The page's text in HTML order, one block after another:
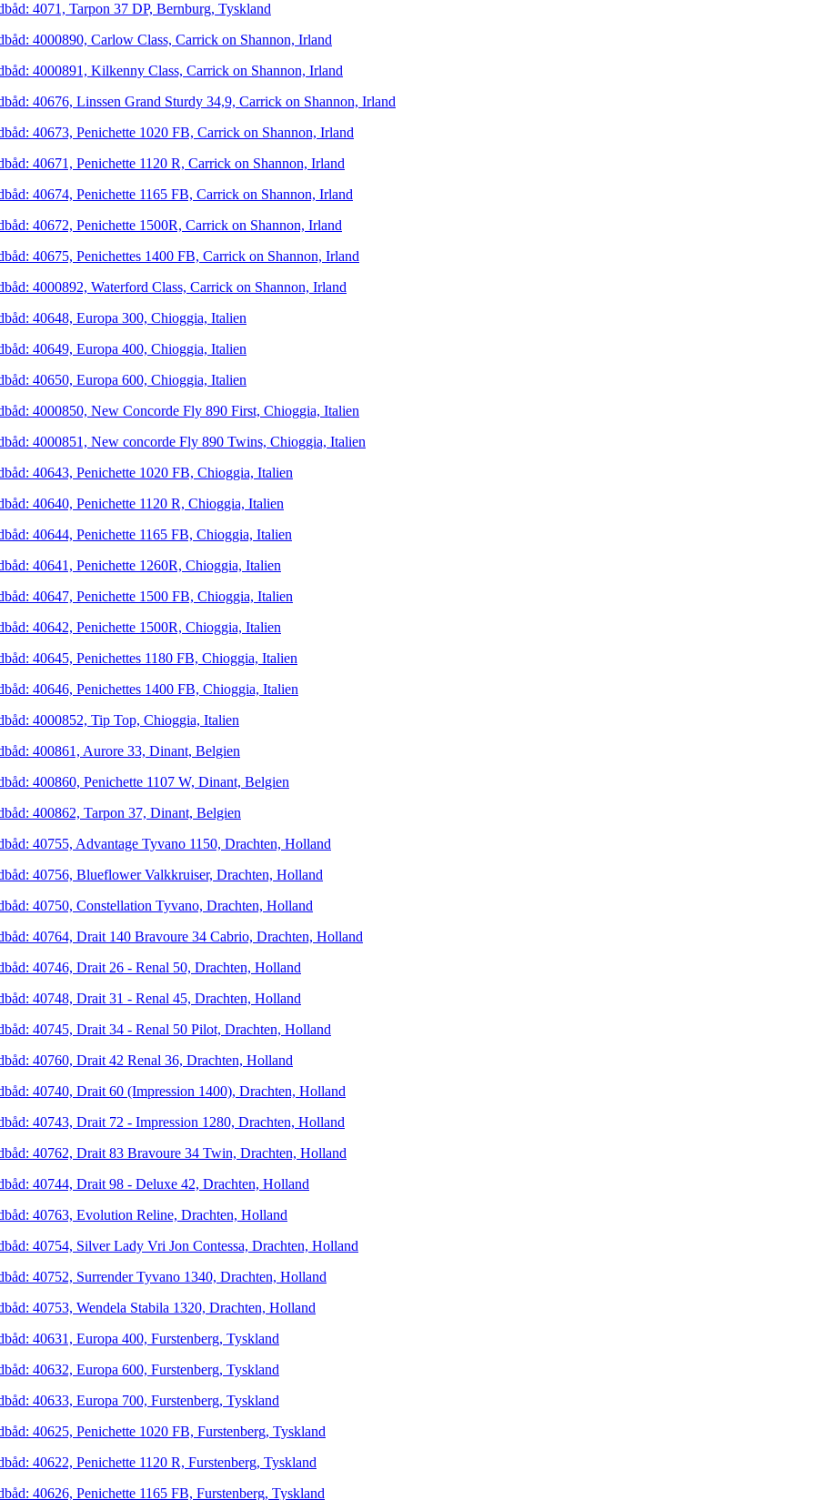
4071, Tarpon 37 DP, Bernburg, Tyskland
4000890, Carlow Class, Carrick on Shannon, Irland
4000891, Kilkenny Class, Carrick on Shannon, Irland
40676, Linssen Grand Sturdy 34,9, Carrick on Shannon, Irland
40673, Penichette 1020 FB, Carrick on Shannon, Irland
40671, Penichette 1120 R, Carrick on Shannon, Irland
40674, Penichette 1165 FB, Carrick on Shannon, Irland
40672, Penichette 1500R, Carrick on Shannon, Irland
40675, Penichettes 1400 FB, Carrick on Shannon, Irland
4000892, Waterford Class, Carrick on Shannon, Irland
40648, Europa 300, Chioggia, Italien
40649, Europa 400, Chioggia, Italien
40650, Europa 600, Chioggia, Italien
4000850, New Concorde Fly 890 First, Chioggia, Italien
4000851, New concorde Fly 890 Twins, Chioggia, Italien
40643, Penichette 1020 FB, Chioggia, Italien
40640, Penichette 1120 R, Chioggia, Italien
40644, Penichette 1165 FB, Chioggia, Italien
40641, Penichette 1260R, Chioggia, Italien
40647, Penichette 1500 FB, Chioggia, Italien
40642, Penichette 1500R, Chioggia, Italien
40645, Penichettes 1180 FB, Chioggia, Italien
40646, Penichettes 1400 FB, Chioggia, Italien
4000852, Tip Top, Chioggia, Italien
400861, Aurore 33, Dinant, Belgien
400860, Penichette 1107 W, Dinant, Belgien
400862, Tarpon 37, Dinant, Belgien
40755, Advantage Tyvano 1150, Drachten, Holland
40756, Blueflower Valkkruiser, Drachten, Holland
40750, Constellation Tyvano, Drachten, Holland
40764, Drait 140 Bravoure 34 Cabrio, Drachten, Holland
40746, Drait 26 - Renal 50, Drachten, Holland
40748, Drait 31 - Renal 45, Drachten, Holland
40745, Drait 34 - Renal 50 Pilot, Drachten, Holland
40760, Drait 42 Renal 36, Drachten, Holland
40740, Drait 60 (Impression 1400), Drachten, Holland
40743, Drait 72 - Impression 1280, Drachten, Holland
40762, Drait 83 Bravoure 34 Twin, Drachten, Holland
40744, Drait 98 - Deluxe 42, Drachten, Holland
40763, Evolution Reline, Drachten, Holland
40754, Silver Lady Vri Jon Contessa, Drachten, Holland
40752, Surrender Tyvano 1340, Drachten, Holland
40753, Wendela Stabila 1320, Drachten, Holland
40631, Europa 400, Furstenberg, Tyskland
40632, Europa 600, Furstenberg, Tyskland
40633, Europa 700, Furstenberg, Tyskland
40625, Penichette 1020 FB, Furstenberg, Tyskland
40622, Penichette 1120 R, Furstenberg, Tyskland
40626, Penichette 1165 FB, Furstenberg, Tyskland